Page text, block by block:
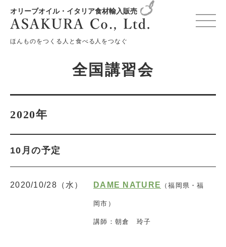
オリーブオイル・イタリア食材輸入販売
ほんものをつくる人と食べる人をつなぐ
変更確認プレビュー
全国講習会
2020年
10月の予定
2020/10/28（水） DAME NATURE （福岡県・福
岡市）
講師：朝倉 玲子